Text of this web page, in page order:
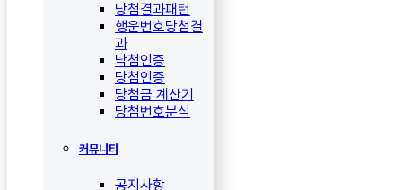
당첨결과패턴
행운번호당첨결
과
낙첨인증
당첨인증
당첨금 계산기
당첨번호분석
커뮤니티
공지사항